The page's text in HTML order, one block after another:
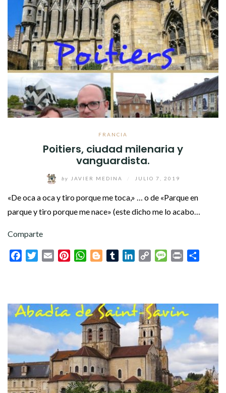
FRANCIA
Poitiers, ciudad milenaria y
vanguardista.
by JAVIER MEDINA JULIO 7, 2019
«De oca a oca y tiro porque me toca,» … o de «Parque en
parque y tiro porque me nace» (este dicho me lo acabo…
Comparte
FacebookTwitterEmail PinterestWhatsAppBloggerTumblrLinkedIn
Copy
Message
Print